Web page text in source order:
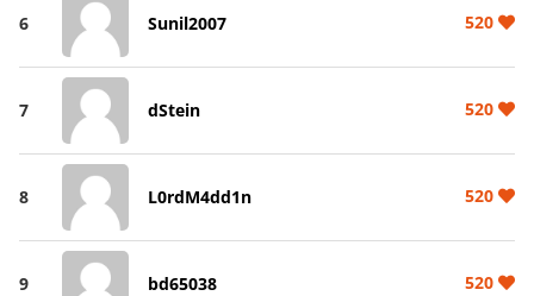
6 Sunil2007 520
7 dStein 520
8 L0rdM4dd1n 520
9 bd65038 520